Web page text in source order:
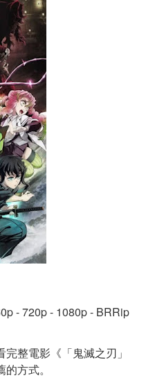
- 720p - 1080p - BRRip
整電影《「鬼滅之刃」
方式。